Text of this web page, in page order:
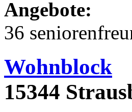
Angebote:
36
Wohnblock
15344